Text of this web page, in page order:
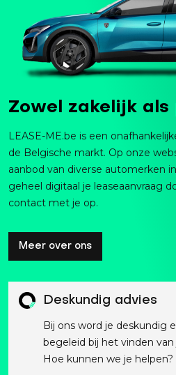
Zowel zakelijk
LEASE-ME.be is een
de Belgische markt. Op onze
aanbod van diverse automerken
geheel digitaal je leaseaanvraag
contact met je op.
Meer over ons
Deskundig advies
Bij ons word je deskundig
begeleid bij het vinden
Hoe kunnen we je helpen?